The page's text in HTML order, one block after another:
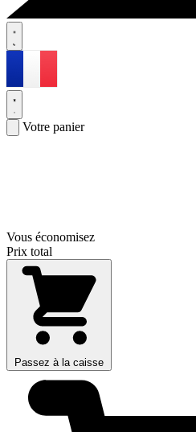
Votre panier
Vous économisez
Prix total
Passez à la caisse